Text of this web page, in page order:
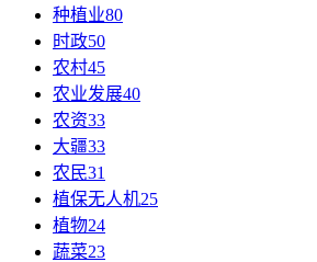
种植业80
时政50
农村45
农业发展40
农资33
大疆33
农民31
植保无人机25
植物24
蔬菜23